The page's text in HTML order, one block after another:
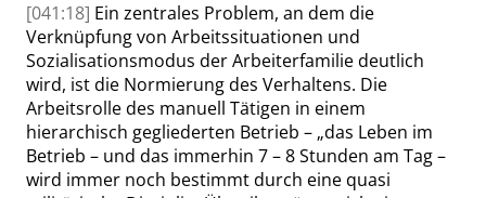
[041:18] Ein zentrales Problem, an dem die
Verknüpfung von Arbeitssituationen und
Sozialisationsmodus der Arbeiterfamilie deutlich
wird, ist die Normierung des Verhaltens. Die
Arbeitsrolle des manuell Tätigen in einem
hierarchisch gegliederten Betrieb – „das Leben im
Betrieb – und das immerhin 7 – 8 Stunden am Tag –
wird immer noch bestimmt durch eine quasi